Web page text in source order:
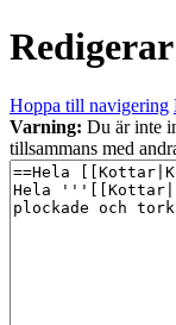
Redigerar
Hoppa till navigering
Varning: Du är inte
tillsammans med